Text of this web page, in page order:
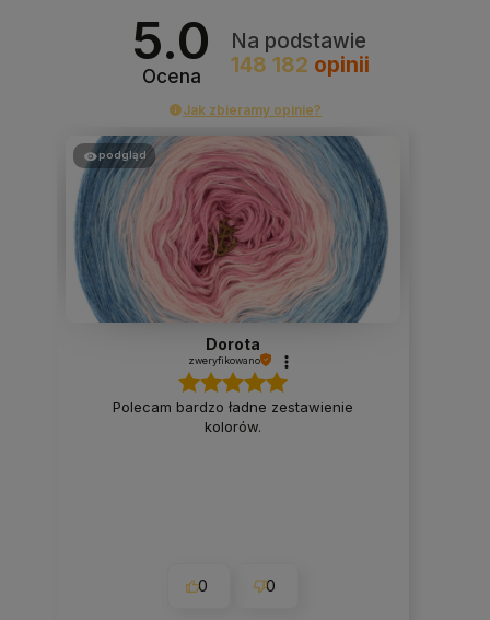
5.0
Ocena
Na podstawie
148 182 opinii
Jak zbieramy opinie?
podgląd
Dorota
zweryfikowano
Polecam bardzo ładne zestawienie
kolorów.
0 0